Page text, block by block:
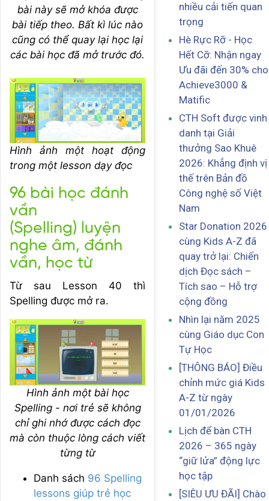
bài này sẽ mở khóa được
bài tiếp theo. Bất kì lúc nào
cũng có thể quay lại học lại
các bài học đã mở trước đó.
Hình ảnh một hoạt động
trong một lesson dạy đọc
96 bài học đánh
vần
(Spelling) luyện
nghe âm, đánh
vần, học từ
Từ sau Lesson 40 thì
Spelling được mở ra.
Hình ảnh một bài học
Spelling - nơi trẻ sẽ không
chỉ ghi nhớ được cách đọc
mà còn thuộc lòng cách viết
từng từ
Danh sách 96 Spelling
lessons giúp trẻ học
nhiều cải tiến quan
trọng
Hè Rực Rỡ - Học
Hết Cỡ: Nhận ngay
Ưu đãi đến 30% cho
Achieve3000 &
Matific
CTH Soft được vinh
danh tại Giải
thưởng Sao Khuê
2026: Khẳng định vị
thế trên Bản đồ
Công nghệ số Việt
Nam
Star Donation 2026
cùng Kids A-Z đã
quay trở lại: Chiến
dịch Đọc sách –
Tích sao – Hỗ trợ
cộng đồng
Nhìn lại năm 2025
cùng Giáo dục Con
Tự Học
[THÔNG BÁO] Điều
chỉnh mức giá Kids
A-Z từ ngày
01/01/2026
Lịch để bàn CTH
2026 – 365 ngày
“giữ lửa” động lực
học tập
[SIÊU ƯU ĐÃI] Chào